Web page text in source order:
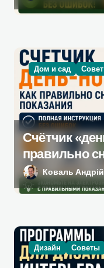
Дом и сад
Счётчик
правильно
полнаяКоваль Андрій
Дизайн Советы